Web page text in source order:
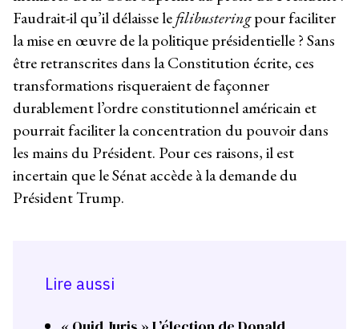
Faudrait-il qu’il délaisse lefilibusteringpour faciliter
la mise en œuvre de la politique présidentielle ? Sans
être retranscrites dans la Constitution écrite, ces
transformations risqueraient de façonner
durablement l’ordre constitutionnel américain et
pourrait faciliter la concentration du pouvoir dans
les mains du Président. Pour ces raisons, il est
incertain que le Sénat accède à la demande du
Président Trump.
Lire aussi